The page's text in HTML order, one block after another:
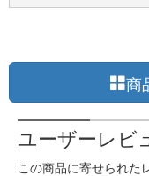
商
ユーザーレビ
この商品に寄せられた